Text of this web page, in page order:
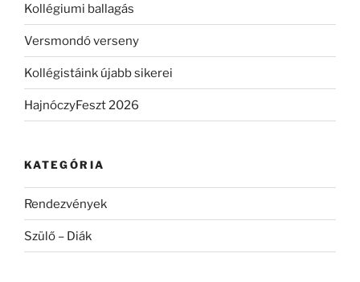
Kollégiumi ballagás
Versmondó verseny
Kollégistáink újabb sikerei
HajnóczyFeszt 2026
KATEGÓRIA
Rendezvények
Szülő – Diák